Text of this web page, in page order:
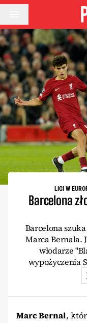
Przejdź do treści
LIGI W
Barcelona
Barcelona
Marca Bernala.
włodarze
wypożyczenia
Marc Bernal,